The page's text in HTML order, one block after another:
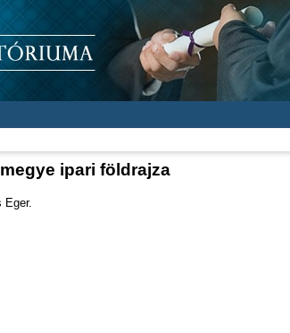
ipari földrajza